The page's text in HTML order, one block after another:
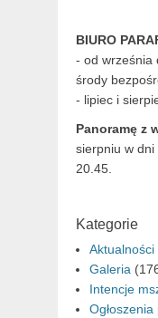
BIURO
- od września
środy
- lipiec i
Panoramę z
sierpniu w
20.45.
Kategorie
Aktualności
Galeria
Intencje